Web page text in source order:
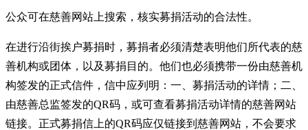
公众可在慈善网站上搜索，核实募捐活动的合法性。
在进行沿街挨户募捐时，募捐者必须清楚表明他们所代表的慈
善机构或团体，以及募捐目的。他们也必须携带一份由慈善机
构签发的正式信件，信中应列明：一、募捐活动的详情；二、
由慈善总监签发的QR码，或可查看募捐活动详情的慈善网站
链接。正式募捐信上的QR码应仅链接到慈善网站，不会要求